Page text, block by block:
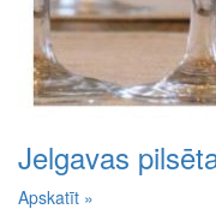
Jelgavas
Apskatīt »